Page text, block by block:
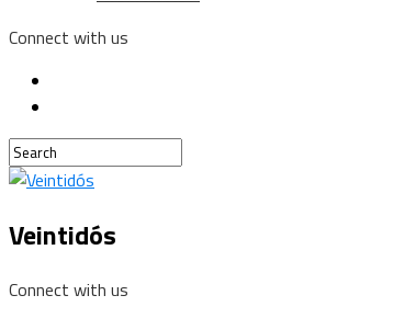
Connect with us
Veintidós
Connect with us